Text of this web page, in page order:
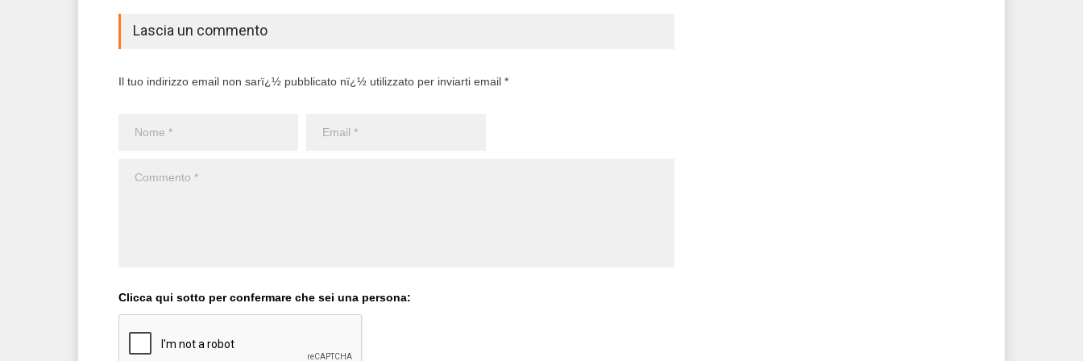
Lascia un commento
Il tuo indirizzo email non sarï¿½ pubblicato nï¿½ utilizzato per inviarti email *
Clicca qui sotto per confermare che sei una persona: